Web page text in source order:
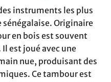
instruments les plus
Originaire
en bois est souvent
est joué avec une
nue, produisant des
Ce tambour est